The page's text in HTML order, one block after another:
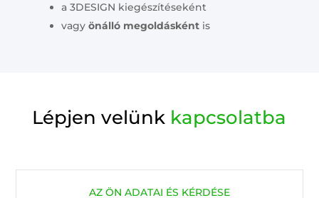
a 3DESIGN kiegészítéseként
vagy önálló megoldáskéntis
Lépjen velünk kapcsolatba
AZ ÖN ADATAI ÉS KÉRDÉSE